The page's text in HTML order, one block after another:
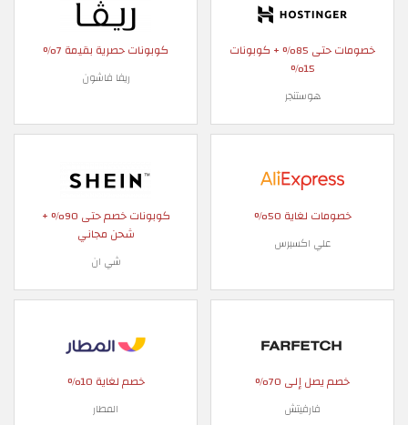
خصومات حتى 85% + كوبونات
15%
هوستنجر
كوبونات حصرية بقيمة 7%
ريفا فاشون
خصومات لغاية 50%
علي اكسبرس
كوبونات خصم حتى 90% +
شحن مجاني
شي ان
خصم يصل إلى 70%
فارفيتش
خصم لغاية 10%
المطار